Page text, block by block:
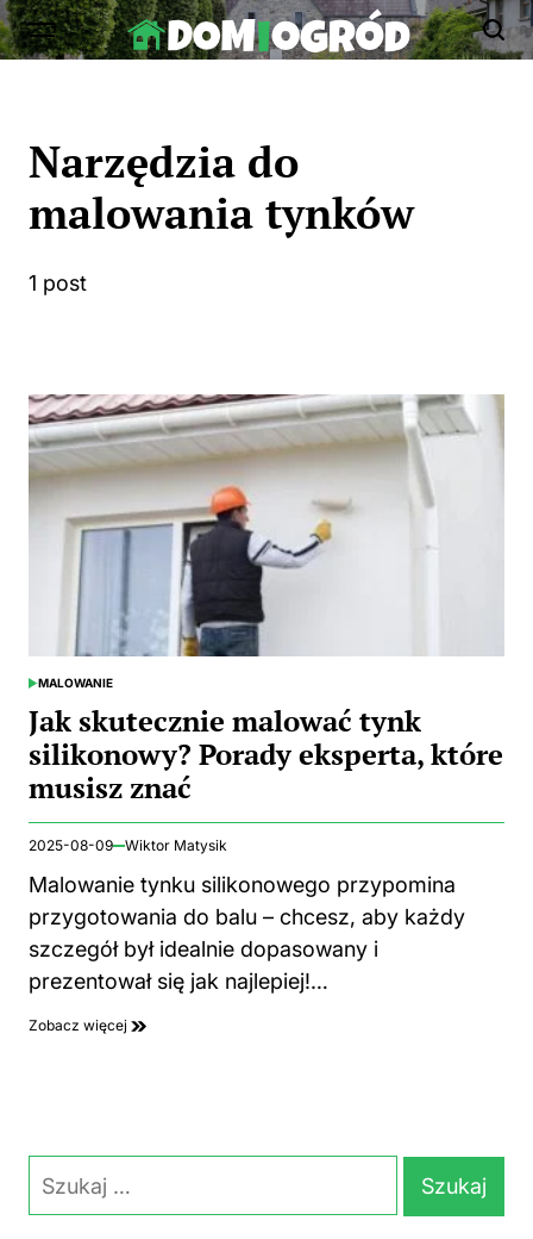
Skip
to
Narzędzia do
malowania tynków
1 post
POSTED
MALOWANIE
Jak skutecznie malować tynk
silikonowy? Porady eksperta, które
musisz znać
2025-08-09 Wiktor Matysik
Malowanie tynku silikonowego przypomina
przygotowania do balu – chcesz, aby każdy
szczegół był idealnie dopasowany i
prezentował się jak najlepiej!…
Zobacz więcej
Szukaj: